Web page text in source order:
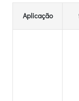
Aplicação